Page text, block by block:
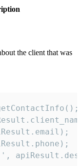
the client that was